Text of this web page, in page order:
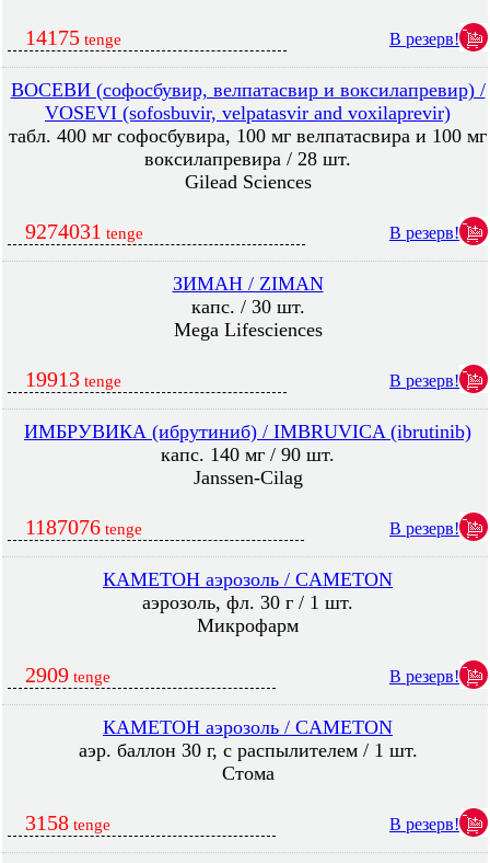
14175 tenge В резерв!
ВОСЕВИ (софосбувир, велпатасвир и воксилапревир) /
VOSEVI (sofosbuvir, velpatasvir and voxilaprevir)
табл. 400 мг софосбувира, 100 мг велпатасвира и 100 мг
воксилапревира / 28 шт.
Gilead Sciences
9274031 tenge В резерв!
ЗИМАН / ZIMAN
капс. / 30 шт.
Mega Lifesciences
19913 tenge В резерв!
ИМБРУВИКА (ибрутиниб) / IMBRUVICA (ibrutinib)
капс. 140 мг / 90 шт.
Janssen-Cilag
1187076 tenge В резерв!
КАМЕТОН аэрозоль / CAMETON
аэрозоль, фл. 30 г / 1 шт.
Микрофарм
2909 tenge В резерв!
КАМЕТОН аэрозоль / CAMETON
аэр. баллон 30 г, с распылителем / 1 шт.
Стома
3158 tenge В резерв!